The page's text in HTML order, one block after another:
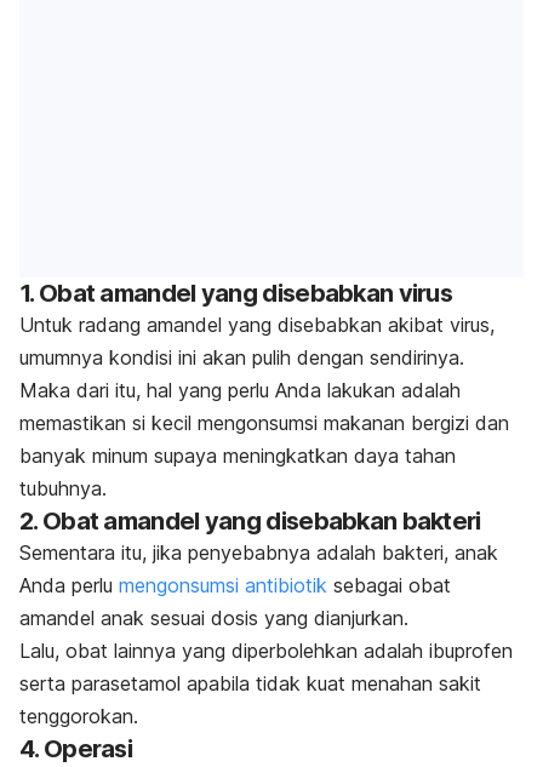
1. Obat amandel yang disebabkan virus
Untuk radang amandel yang disebabkan akibat virus,
umumnya kondisi ini akan pulih dengan sendirinya.
Maka dari itu, hal yang perlu Anda lakukan adalah
memastikan si kecil mengonsumsi makanan bergizi dan
banyak minum supaya meningkatkan daya tahan
tubuhnya.
2. Obat amandel yang disebabkan bakteri
Sementara itu, jika penyebabnya adalah bakteri, anak
Anda perlu mengonsumsi antibiotik sebagai obat
amandel anak sesuai dosis yang dianjurkan.
Lalu, obat lainnya yang diperbolehkan adalah ibuprofen
serta parasetamol apabila tidak kuat menahan sakit
tenggorokan.
4. Operasi